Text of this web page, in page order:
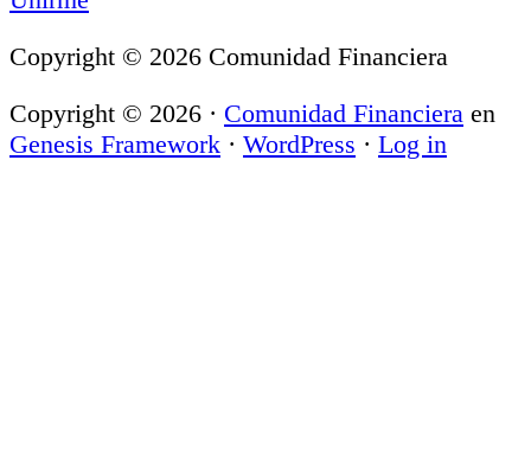
Copyright © 2026 Comunidad Financiera
Copyright © 2026 · Comunidad Financiera en
Genesis Framework · WordPress · Log in